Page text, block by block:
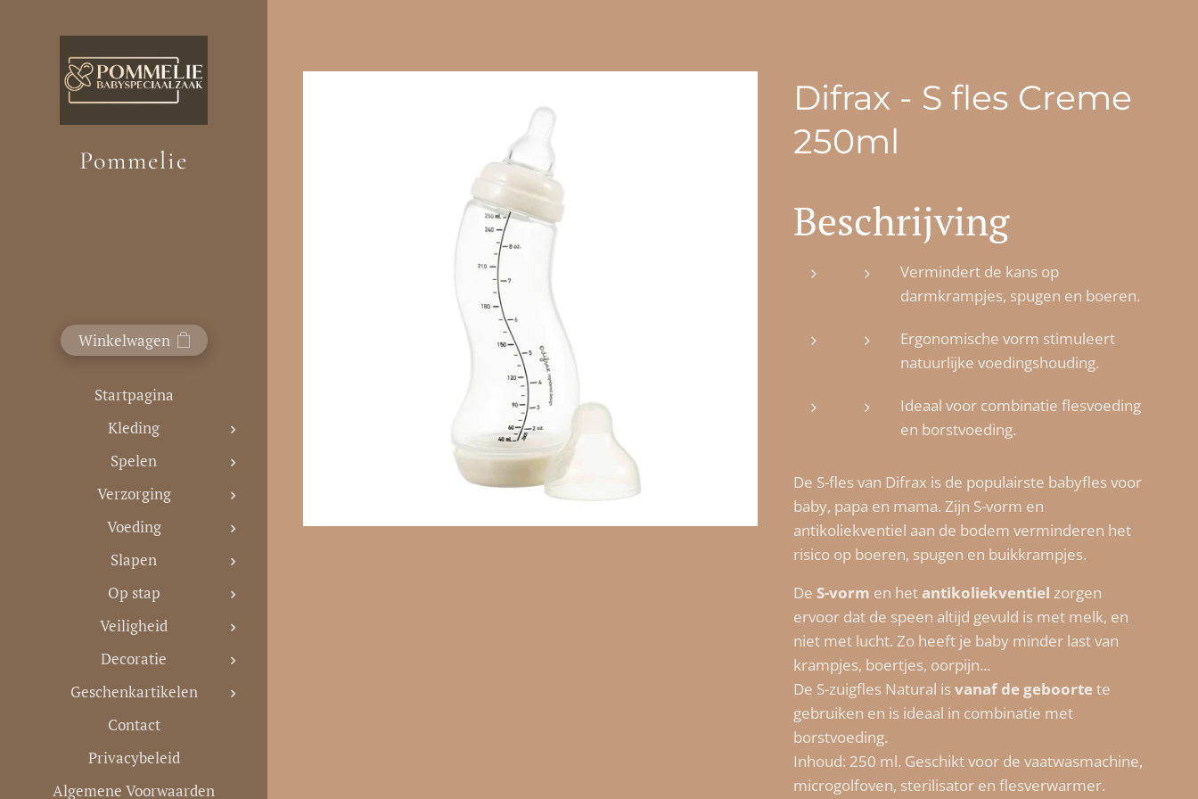
Pommelie
Winkelwagen
Startpagina
Kleding
Spelen
Verzorging
Voeding
Slapen
Op stap
Veiligheid
Decoratie
Geschenkartikelen
Contact
Privacybeleid
Algemene Voorwaarden
Difrax - S fles Creme
250ml
Beschrijving
Vermindert de kans op
darmkrampjes, spugen en boeren.
Ergonomische vorm stimuleert
natuurlijke voedingshouding.
Ideaal voor combinatie flesvoeding
en borstvoeding.
De S-fles van Difrax is de populairste babyfles voor
baby, papa en mama. Zijn S-vorm en
antikoliekventiel aan de bodem verminderen het
risico op boeren, spugen en buikkrampjes.
De S-vorm en hetantikoliekventiel zorgen
ervoor dat de speen altijd gevuld is met melk, en
niet met lucht. Zo heeft je baby minder last van
krampjes, boertjes, oorpijn...
De S-zuigfles Natural isvanaf de geboortete
gebruiken en is ideaal in combinatie met
borstvoeding.
Inhoud: 250 ml. Geschikt voor de vaatwasmachine,
microgolfoven, sterilisator en flesverwarmer.